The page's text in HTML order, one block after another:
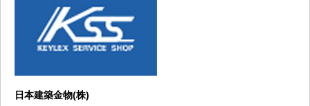
日本建築金物(株)